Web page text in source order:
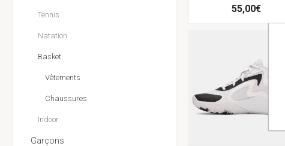
55,00€
Tennis
Natation
Basket
Vêtements
Chaussures
Indoor
Garçons